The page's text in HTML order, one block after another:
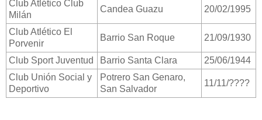
Club Atlético Club
Milán
Candea Guazu 20/02/1995
Club Atlético El
Porvenir
Barrio San Roque 21/09/1930
Club Sport Juventud Barrio Santa Clara
25/06/1944
Club Unión Social y
Deportivo
Potrero San Genaro,
San Salvador
11/11/????